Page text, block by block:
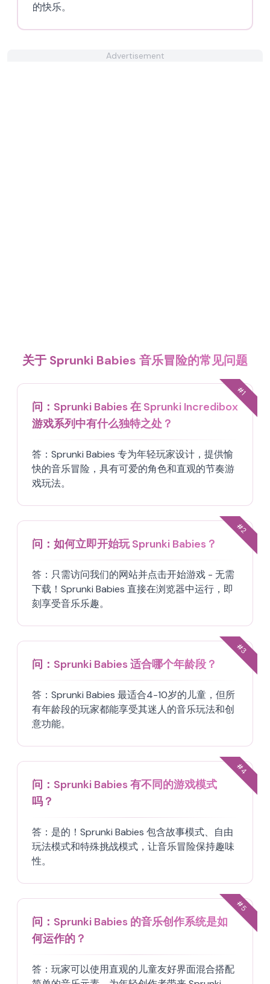
的快乐。
Advertisement
关于 Sprunki Babies 音乐冒险的常见问题
#
1
问： Sprunki Babies 在 Sprunki Incredibox
游戏系列中有什么独特之处？
答： Sprunki Babies 专为年轻玩家设计，提供愉
快的音乐冒险，具有可爱的角色和直观的节奏游
戏玩法。
#
2
问： 如何立即开始玩 Sprunki Babies？
答： 只需访问我们的网站并点击开始游戏 - 无需
下载！Sprunki Babies 直接在浏览器中运行，即
刻享受音乐乐趣。
#
3
问： Sprunki Babies 适合哪个年龄段？
答： Sprunki Babies 最适合4-10岁的儿童，但所
有年龄段的玩家都能享受其迷人的音乐玩法和创
意功能。
#
4
问： Sprunki Babies 有不同的游戏模式
吗？
答： 是的！Sprunki Babies 包含故事模式、自由
玩法模式和特殊挑战模式，让音乐冒险保持趣味
性。
#
5
问： Sprunki Babies 的音乐创作系统是如
何运作的？
答： 玩家可以使用直观的儿童友好界面混合搭配